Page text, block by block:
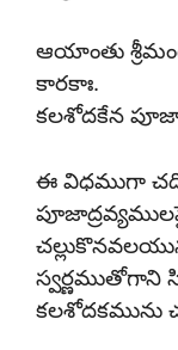
ఆయాంతు
కారకాః.
కలశోదకేన పూజా
ఈ విధముగా
స్వర్ణముతోగాని
కలశోదకమును